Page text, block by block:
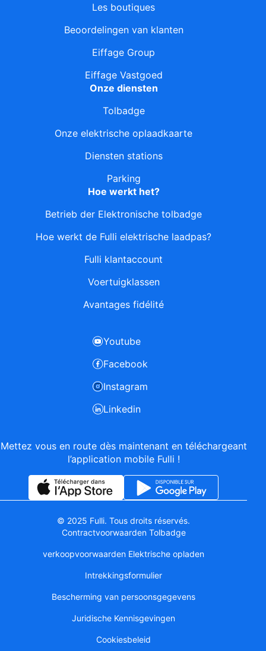
Mettez vous en route dès maintenant en téléchargeant
l’application mobile Fulli !
Les boutiques
Beoordelingen van klanten
Eiffage Group
Eiffage Vastgoed
Onze diensten
Tolbadge
Onze elektrische oplaadkaarte
Diensten stations
Parking
Hoe werkt het?
Betrieb der Elektronische tolbadge
Hoe werkt de Fulli elektrische laadpas?
Fulli klantaccount
Voertuigklassen
Avantages fidélité
Youtube
Facebook
Instagram
Linkedin
© 2025 Fulli. Tous droits réservés.
Contractvoorwaarden Tolbadge
verkoopvoorwaarden Elektrische opladen
Intrekkingsformulier
Bescherming van persoonsgegevens
Juridische Kennisgevingen
Cookiesbeleid